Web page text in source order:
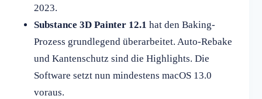
2023.
Substance 3D Painter 12.1 hat den Baking-
Prozess grundlegend überarbeitet. Auto-Rebake
und Kantenschutz sind die Highlights. Die
Software setzt nun mindestens macOS 13.0
voraus.